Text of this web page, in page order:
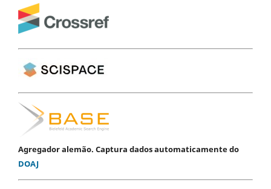
Agregador alemão. Captura dados automaticamente do
DOAJ